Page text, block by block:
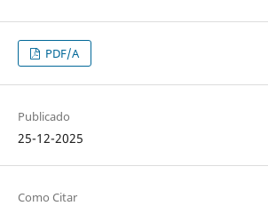
PDF/A
Publicado
25-12-2025
Como Citar